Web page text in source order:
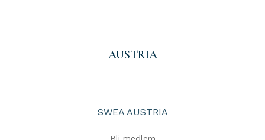
AUSTRIA
SWEA AUSTRIA